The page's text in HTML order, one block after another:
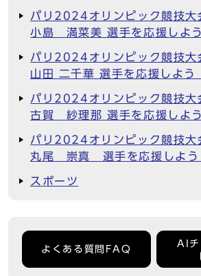
パリ2024オリンピック競技大
小島 満菜美 選手を応援しよう
パリ2024オリンピック競技大
山田 二千華 選手を応援しよう
パリ2024オリンピック競技大
古賀 紗理那 選手を応援しよう
パリ2024オリンピック競技大
丸尾 崇真 選手を応援しよう
スポーツ
よくある質問FAQ
AIチ